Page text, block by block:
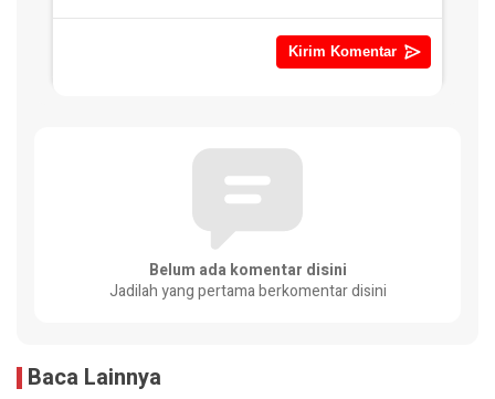
Belum ada komentar disini
Jadilah yang pertama berkomentar disini
Baca Lainnya